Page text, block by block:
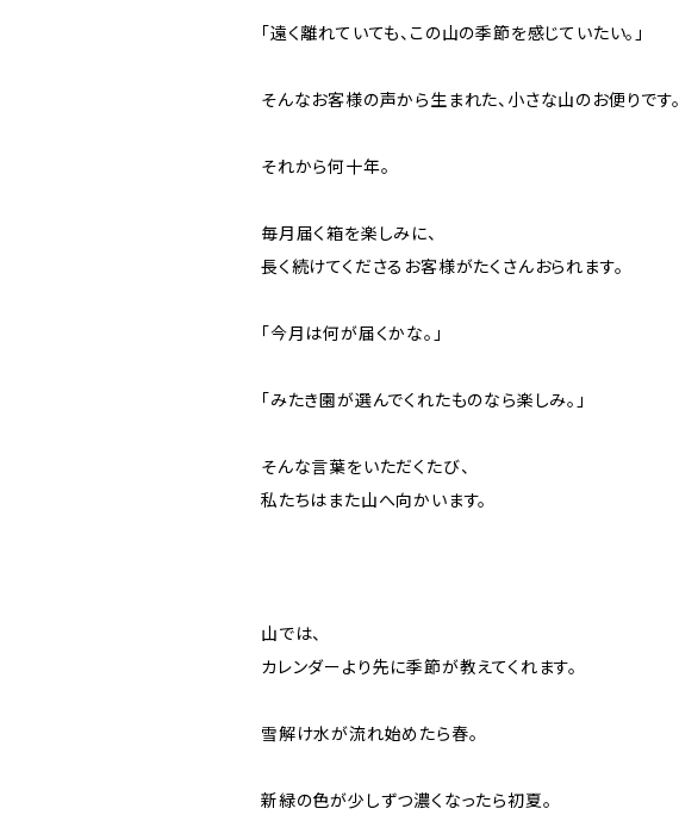
「遠く離れていても、この山の季節を感じていたい。」
そんなお客様の声から生まれた、小さな山のお便りです。
それから何十年。
毎月届く箱を楽しみに、
長く続けてくださるお客様がたくさんおられます。
「今月は何が届くかな。」
「みたき園が選んでくれたものなら楽しみ。」
そんな言葉をいただくたび、
私たちはまた山へ向かいます。
山では、
カレンダーより先に季節が教えてくれます。
雪解け水が流れ始めたら春。
新緑の色が少しずつ濃くなったら初夏。